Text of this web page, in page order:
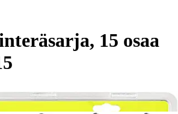
15 osaa